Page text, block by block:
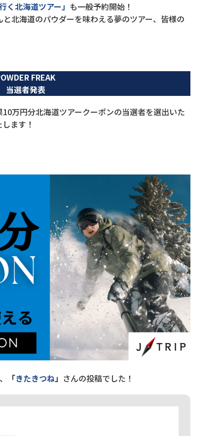
く北海道ツアー」 も一般予約開始！
北海道のパウダーを味わえる夢のツアー、皆様の
FREAK
当選者発表
万円分北海道ツアークーポンの当選者を選出いた
ます！
「きたきつね」 さんの投稿でした！